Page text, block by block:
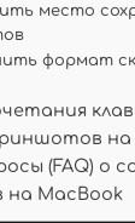
место
формат
на
(FAQ) о
MacBook